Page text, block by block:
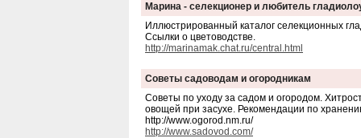
Марина - селекционер и любитель
Иллюстрированный каталог селекционных
Ссылки о цветоводстве.
http://marinamak.chat.ru/central.html
Советы садоводам и огородникам
Советы по уходу за садом и огородом.
овощей при засухе. Рекомендации по
http://www.ogorod.nm.ru/
http://www.sadovod.com/